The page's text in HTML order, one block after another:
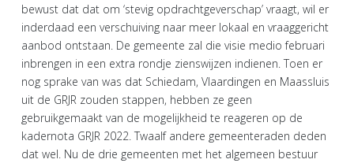
bewust dat dat om ‘stevig opdrachtgeverschap’ vraagt, wil er
inderdaad een verschuiving naar meer lokaal en vraaggericht
aanbod ontstaan. De gemeente zal die visie medio februari
inbrengen in een extra rondje zienswijzen indienen. Toen er
nog sprake van was dat Schiedam, Vlaardingen en Maassluis
uit de GRJR zouden stappen, hebben ze geen
gebruikgemaakt van de mogelijkheid te reageren op de
kadernota GRJR 2022. Twaalf andere gemeenteraden deden
dat wel. Nu de drie gemeenten met het algemeen bestuur